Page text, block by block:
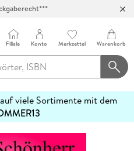
Filiale Konto Merkzettel Warenkorb
viele Sortimente mit dem